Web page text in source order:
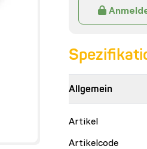
Allgemein
Artikel
Artikelcode